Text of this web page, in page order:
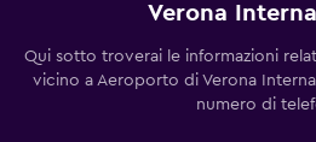
Verona
Qui sotto troverai le informazioni
vicino a Aeroporto di Verona
numero di